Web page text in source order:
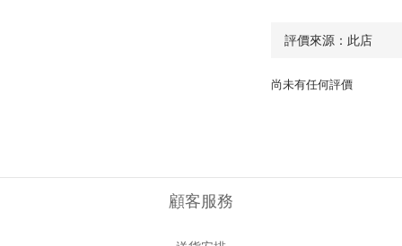
尚未有任何評價
顧客服務